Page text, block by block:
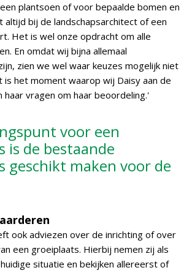
plantsoen of voor bepaalde bomen en
bij de landschapsarchitect of een
Het is wel onze opdracht om alle
En omdat wij bijna allemaal
zien we wel waar keuzes mogelijk niet
is het moment waarop wij Daisy aan de
haar vragen om haar beoordeling.'
voor een
is de bestaande
geschikt maken voor de
ook adviezen over de inrichting of over
een groeiplaats. Hierbij nemen zij als
situatie en bekijken allereerst of